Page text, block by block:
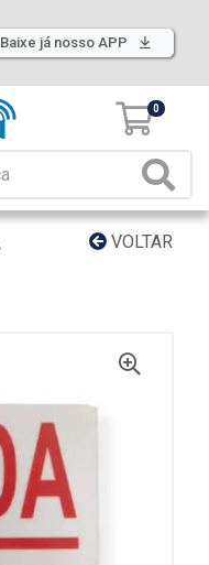
Baixe já nosso APP
0
VOLTAR